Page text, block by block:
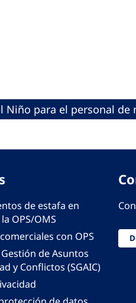
Niño para el personal de
de estafa en
OPS/OMS
con OPS
de Asuntos
y Conflictos (SGAIC)